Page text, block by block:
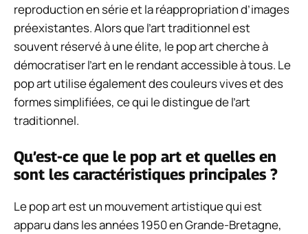
reproduction en série et la réappropriation d’images
préexistantes. Alors que l’art traditionnel est
souvent réservé à une élite, le pop art cherche à
démocratiser l’art en le rendant accessible à tous. Le
pop art utilise également des couleurs vives et des
formes simplifiées, ce qui le distingue de l’art
traditionnel.
Qu’est-ce que le pop art et quelles en
sont les caractéristiques principales ?
Le pop art est un mouvement artistique qui est
apparu dans les années 1950 en Grande-Bretagne,